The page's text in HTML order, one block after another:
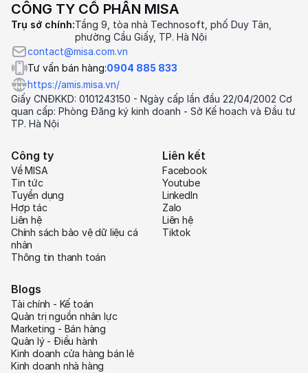
CÔNG TY CỔ PHẦN MISA
Trụ sở chính:Tầng 9, tòa nhà Technosoft, phố Duy Tân,
phường Cầu Giấy, TP. Hà Nội
contact@misa.com.vn
Tư vấn bán hàng:0904 885 833
https://amis.misa.vn/
Giấy CNĐKKD: 0101243150 - Ngày cấp lần đầu 22/04/2002 Cơ
quan cấp: Phòng Đăng ký kinh doanh - Sở Kế hoạch và Đầu tư
TP. Hà Nội
Công ty
Về MISA
Tin tức
Tuyển dụng
Hợp tác
Liên hệ
Chính sách bảo vệ dữ liệu cá
nhân
Thông tin thanh toán
Liên kết
Facebook
Youtube
LinkedIn
Zalo
Liên hệ
Tiktok
Blogs
Tài chính - Kế toán
Quản trị nguồn nhân lực
Marketing - Bán hàng
Quản lý - Điều hành
Kinh doanh cửa hàng bán lẻ
Kinh doanh nhà hàng